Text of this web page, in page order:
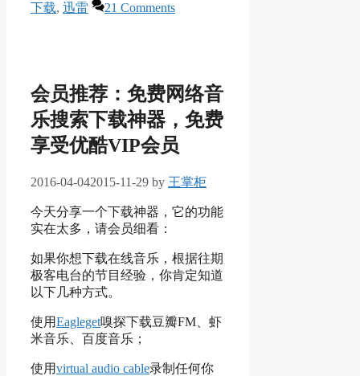
下载, 迅雷 21 Comments
会员推荐：免费网络音
乐搜索下载神器，免费
享受优酷VIP会员
2016-04-042015-11-29 by 王掌柜
今天分享一个下载神器，它的功能
实在太多，请会员细看：
如果你想下载在线音乐，根据往期
极客电台的节目经验，你肯定知道
以下几种方式。
使用Eagleget嗅探下载豆瓣FM、虾
米音乐、百度音乐；
使用virtual audio cable录制任何你